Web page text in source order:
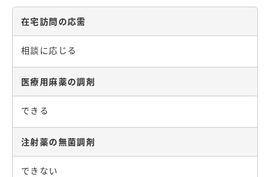
在宅訪問の応需
相談に応じる
医療用麻薬の調剤
できる
注射薬の無菌調剤
できない